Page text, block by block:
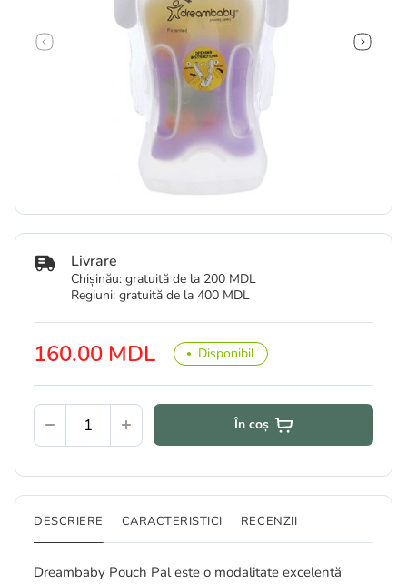
160.00 MDL Disponibil
Livrare
Chișinău: gratuită de la 200 MDL
Regiuni: gratuită de la 400 MDL
În coș
DESCRIERE CARACTERISTICI RECENZII
Dreambaby Pouch Pal este o modalitate excelentă